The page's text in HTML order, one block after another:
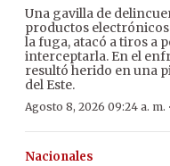
Una gavilla de
productos
la fuga, atacó a tiros a
interceptarla. En el
resultó herido en una
del Este.
Agosto 8, 2026 09:24 a. m. ·
Nacionales